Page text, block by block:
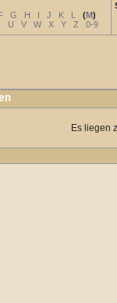
G H I J K L (M)
U V W X Y Z 0-9
Es liegen